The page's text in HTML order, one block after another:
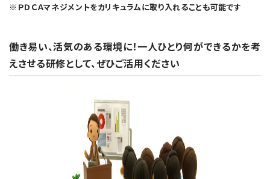
※ＰＤＣＡマネジメントをカリキュラムに取り入れることも可能です
働き易い、活気のある環境に！一人ひとり何ができるかを考
えさせる研修として、ぜひご活用ください